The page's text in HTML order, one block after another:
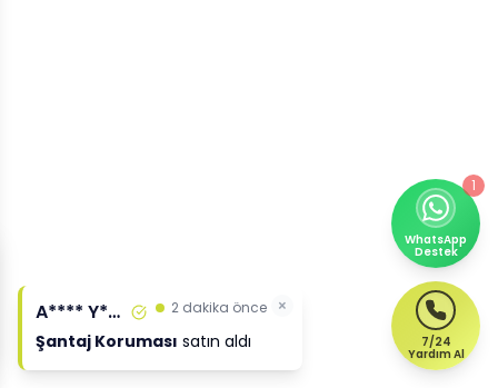
A**** Y**** 2 dakika önce
Şantaj Koruması satın aldı
×
7/24
Yardım Al
WhatsApp
Destek
1